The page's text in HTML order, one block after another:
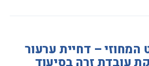
– דחיית ערעור